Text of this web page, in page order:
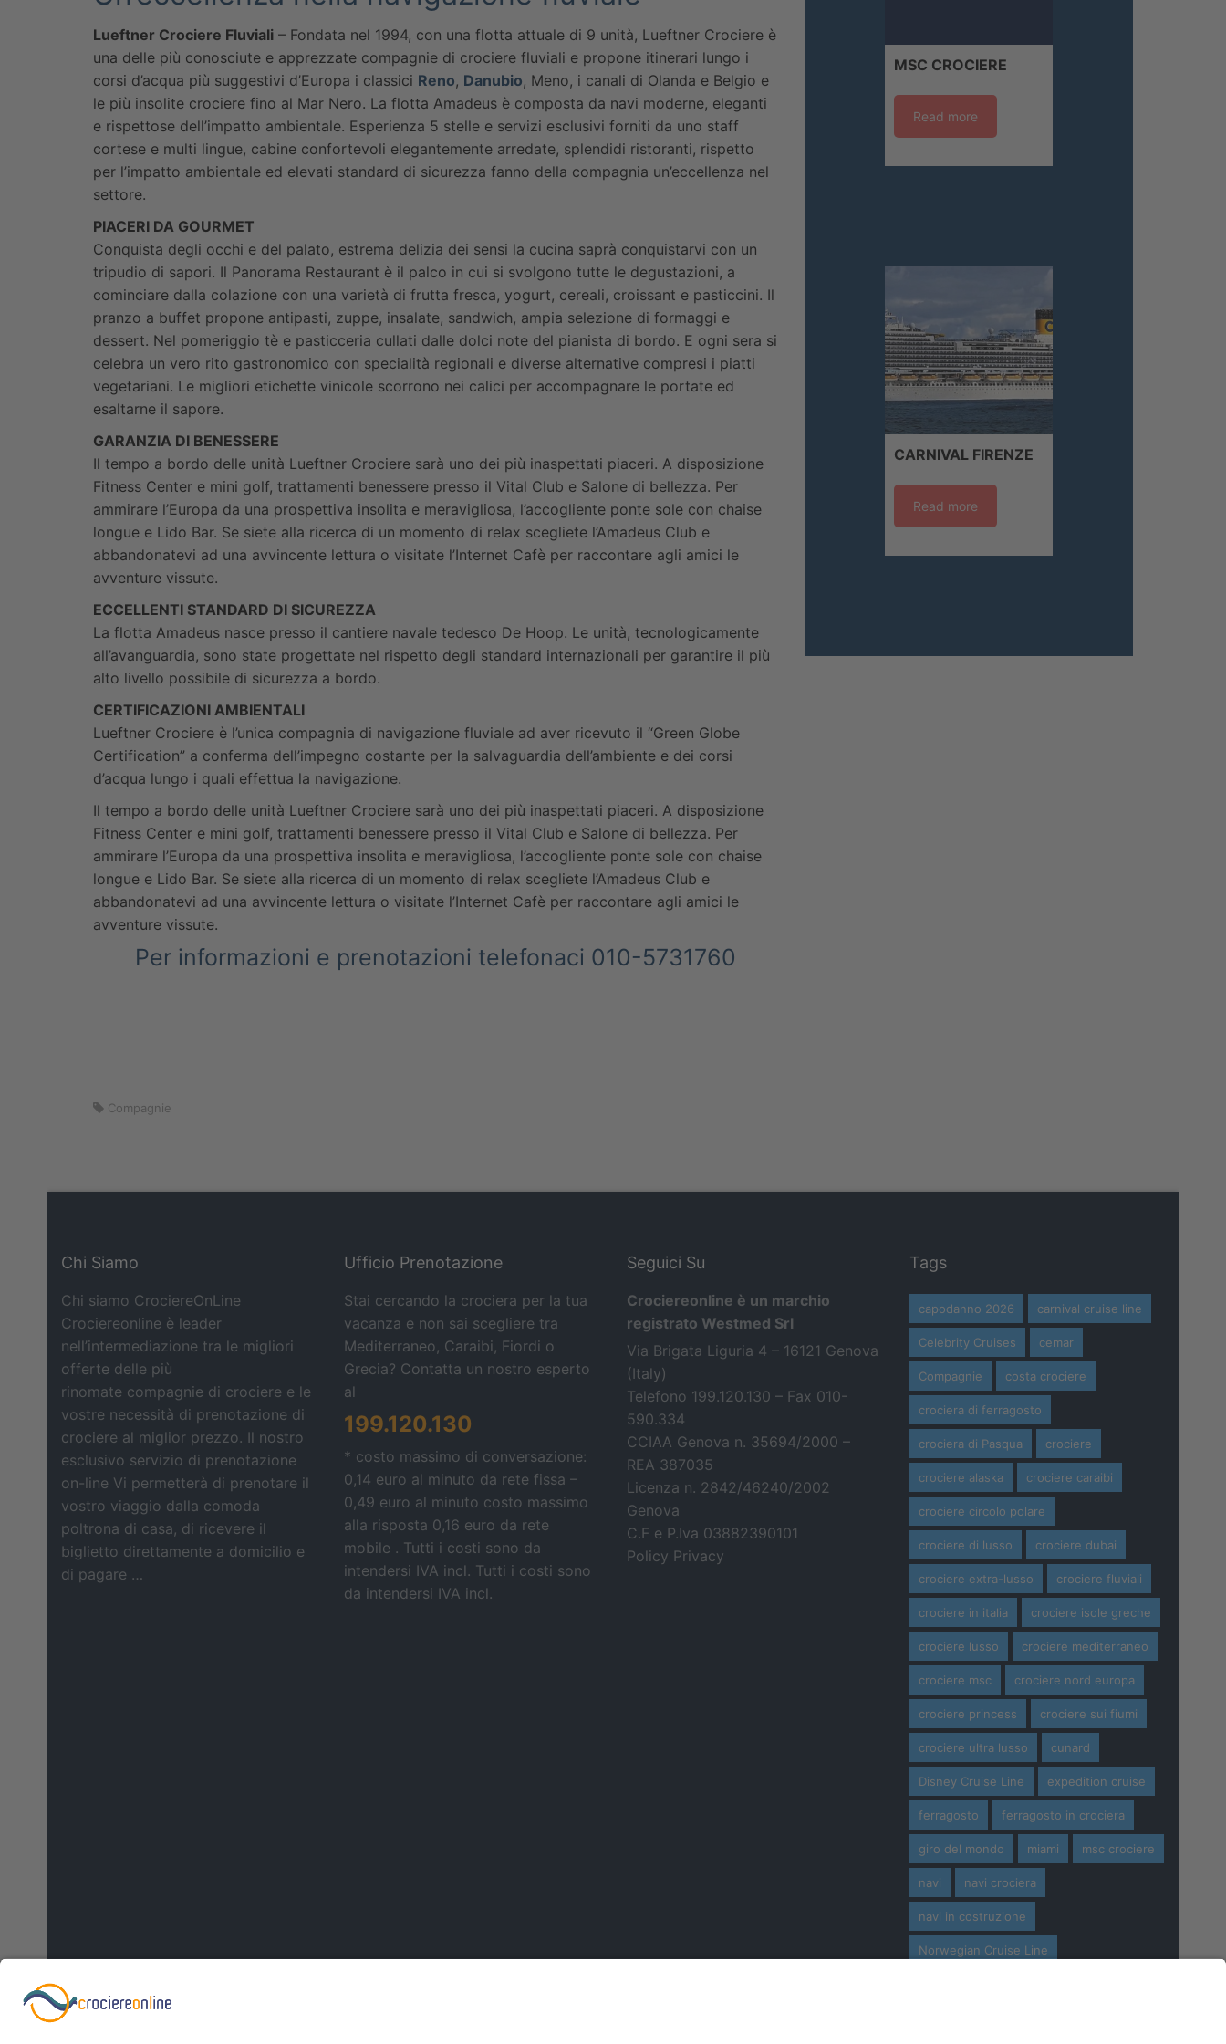
Lueftner Crociere Fluviali – Fondata nel 1994, con una flotta attuale di 9 unità, Lueftner Crociere è
una delle più conosciute e apprezzate compagnie di crociere fluviali e propone itinerari lungo i
corsi d’acqua più suggestivi d’Europa i classici Reno, Danubio, Meno, i canali di Olanda e Belgio e
le più insolite crociere fino al Mar Nero. La flotta Amadeus è composta da navi moderne, eleganti
e rispettose dell’impatto ambientale. Esperienza 5 stelle e servizi esclusivi forniti da uno staff
cortese e multi lingue, cabine confortevoli elegantemente arredate, splendidi ristoranti, rispetto
per l’impatto ambientale ed elevati standard di sicurezza fanno della compagnia un’eccellenza nel
settore.
PIACERI DA GOURMET
Conquista degli occhi e del palato, estrema delizia dei sensi la cucina saprà conquistarvi con un
tripudio di sapori. Il Panorama Restaurant è il palco in cui si svolgono tutte le degustazioni, a
cominciare dalla colazione con una varietà di frutta fresca, yogurt, cereali, croissant e pasticcini. Il
pranzo a buffet propone antipasti, zuppe, insalate, sandwich, ampia selezione di formaggi e
dessert. Nel pomeriggio tè e pasticceria cullati dalle dolci note del pianista di bordo. E ogni sera si
celebra un vero rito gastronomico con specialità regionali e diverse alternative compresi i piatti
vegetariani. Le migliori etichette vinicole scorrono nei calici per accompagnare le portate ed
esaltarne il sapore.
GARANZIA DI BENESSERE
Il tempo a bordo delle unità Lueftner Crociere sarà uno dei più inaspettati piaceri. A disposizione
Fitness Center e mini golf, trattamenti benessere presso il Vital Club e Salone di bellezza. Per
ammirare l’Europa da una prospettiva insolita e meravigliosa, l’accogliente ponte sole con chaise
longue e Lido Bar. Se siete alla ricerca di un momento di relax scegliete l’Amadeus Club e
abbandonatevi ad una avvincente lettura o visitate l’Internet Cafè per raccontare agli amici le
avventure vissute.
ECCELLENTI STANDARD DI SICUREZZA
La flotta Amadeus nasce presso il cantiere navale tedesco De Hoop. Le unità, tecnologicamente
all’avanguardia, sono state progettate nel rispetto degli standard internazionali per garantire il più
alto livello possibile di sicurezza a bordo.
CERTIFICAZIONI AMBIENTALI
Lueftner Crociere è l’unica compagnia di navigazione fluviale ad aver ricevuto il “Green Globe
Certification” a conferma dell’impegno costante per la salvaguardia dell’ambiente e dei corsi
d’acqua lungo i quali effettua la navigazione.
Il tempo a bordo delle unità Lueftner Crociere sarà uno dei più inaspettati piaceri. A disposizione
Fitness Center e mini golf, trattamenti benessere presso il Vital Club e Salone di bellezza. Per
ammirare l’Europa da una prospettiva insolita e meravigliosa, l’accogliente ponte sole con chaise
longue e Lido Bar. Se siete alla ricerca di un momento di relax scegliete l’Amadeus Club e
abbandonatevi ad una avvincente lettura o visitate l’Internet Cafè per raccontare agli amici le
avventure vissute.
Per informazioni e prenotazioni telefonaci 010-5731760
Compagnie
MSC CROCIERE
Read more
CARNIVAL FIRENZE
Read more
Chi Siamo
Chi siamo CrociereOnLine
Crociereonline è leader
nell’intermediazione tra le migliori
offerte delle più
rinomate compagnie di crociere e le
vostre necessità di prenotazione di
crociere al miglior prezzo. Il nostro
esclusivo servizio di prenotazione
on-line Vi permetterà di prenotare il
vostro viaggio dalla comoda
poltrona di casa, di ricevere il
biglietto direttamente a domicilio e
di pagare …
Ufficio Prenotazione
Stai cercando la crociera per la tua
vacanza e non sai scegliere tra
Mediterraneo, Caraibi, Fiordi o
Grecia? Contatta un nostro esperto
al
199.120.130
* costo massimo di conversazione:
0,14 euro al minuto da rete fissa –
0,49 euro al minuto costo massimo
alla risposta 0,16 euro da rete
mobile . Tutti i costi sono da
intendersi IVA incl. Tutti i costi sono
da intendersi IVA incl.
Seguici Su
Crociereonline è un marchio
registrato Westmed Srl
Via Brigata Liguria 4 – 16121 Genova
(Italy)
Telefono 199.120.130 – Fax 010-
590.334
CCIAA Genova n. 35694/2000 –
REA 387035
Licenza n. 2842/46240/2002
Genova
C.F e P.Iva 03882390101
Policy Privacy
Tags
capodanno 2026 carnival cruise line
Celebrity Cruises cemar
Compagnie costa crociere
crociera di ferragosto
crociera di Pasqua crociere
crociere alaska crociere caraibi
crociere circolo polare
crociere di lusso crociere dubai
crociere extra-lusso crociere fluviali
crociere in italia crociere isole greche
crociere lusso crociere mediterraneo
crociere msc crociere nord europa
crociere princess crociere sui fiumi
crociere ultra lusso cunard
Disney Cruise Line expedition cruise
ferragosto ferragosto in crociera
giro del mondo miami msc crociere
navi navi crociera
navi in costruzione
Norwegian Cruise Line